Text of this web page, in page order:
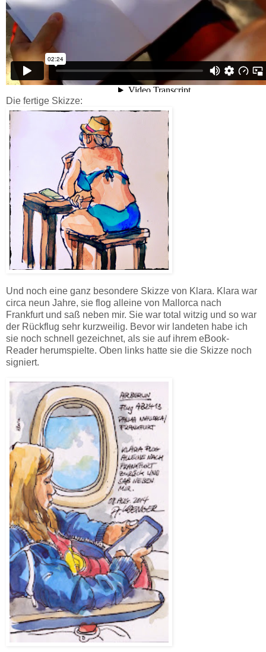
Die fertige Skizze:
Und noch eine ganz besondere Skizze von Klara. Klara war
circa neun Jahre, sie flog alleine von Mallorca nach
Frankfurt und saß neben mir. Sie war total witzig und so war
der Rückflug sehr kurzweilig. Bevor wir landeten habe ich
sie noch schnell gezeichnet, als sie auf ihrem eBook-
Reader herumspielte. Oben links hatte sie die Skizze noch
signiert.